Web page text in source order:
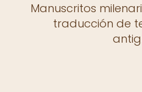
Manuscritos
traducción de